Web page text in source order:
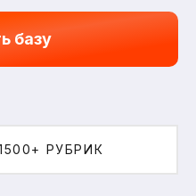
базу
РУБРИК